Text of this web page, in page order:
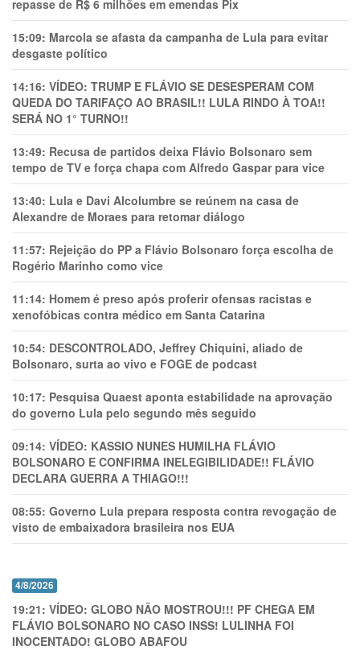
repasse de R$ 6 milhões em emendas Pix
15:09: Marcola se afasta da campanha de Lula para evitar
desgaste político
14:16: VÍDEO: TRUMP E FLÁVIO SE DESESPERAM COM
QUEDA DO TARIFAÇO AO BRASIL!! LULA RINDO À TOA!!
SERÁ NO 1° TURNO!!
13:49: Recusa de partidos deixa Flávio Bolsonaro sem
tempo de TV e força chapa com Alfredo Gaspar para vice
13:40: Lula e Davi Alcolumbre se reúnem na casa de
Alexandre de Moraes para retomar diálogo
11:57: Rejeição do PP a Flávio Bolsonaro força escolha de
Rogério Marinho como vice
11:14: Homem é preso após proferir ofensas racistas e
xenofóbicas contra médico em Santa Catarina
10:54: DESCONTROLADO, Jeffrey Chiquini, aliado de
Bolsonaro, surta ao vivo e FOGE de podcast
10:17: Pesquisa Quaest aponta estabilidade na aprovação
do governo Lula pelo segundo mês seguido
09:14: VÍDEO: KASSIO NUNES HUMlLHA FLÁVIO
BOLSONARO E CONFIRMA INELEGIBILIDADE!! FLÁVIO
DECLARA GUERRA A THIAGO!!!
08:55: Governo Lula prepara resposta contra revogação de
visto de embaixadora brasileira nos EUA
4/8/2026
19:21: VÍDEO: GLOBO NÃO MOSTROU!!! PF CHEGA EM
FLÁVIO BOLSONARO NO CASO INSS! LULINHA FOI
INOCENTADO! GLOBO ABAFOU